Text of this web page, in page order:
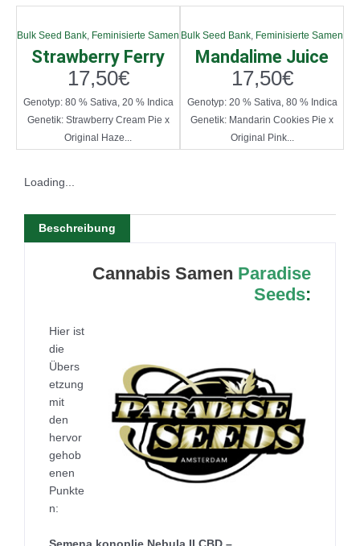
Bulk Seed Bank, Feminisierte Samen
Strawberry Ferry
17,50€
Genotyp: 80 % Sativa, 20 % Indica
Genetik: Strawberry Cream Pie x
Original Haze...
Bulk Seed Bank, Feminisierte Samen
Mandalime Juice
17,50€
Genotyp: 20 % Sativa, 80 % Indica
Genetik: Mandarin Cookies Pie x
Original Pink...
Loading...
Beschreibung
Cannabis Samen Paradise
Seeds:
Hier ist
die
Übers
etzung
mit
den
hervor
gehob
enen
Punkte
n: